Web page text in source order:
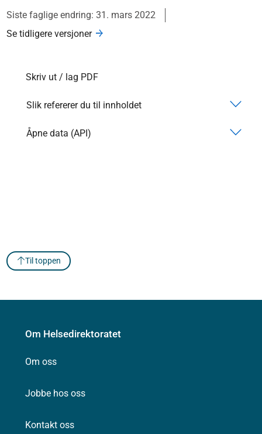
Siste faglige endring: 31. mars 2022
Se tidligere versjoner
Skriv ut / lag PDF
Slik refererer du til innholdet
Åpne data (API)
Til toppen
Om Helsedirektoratet
Om oss
Jobbe hos oss
Kontakt oss